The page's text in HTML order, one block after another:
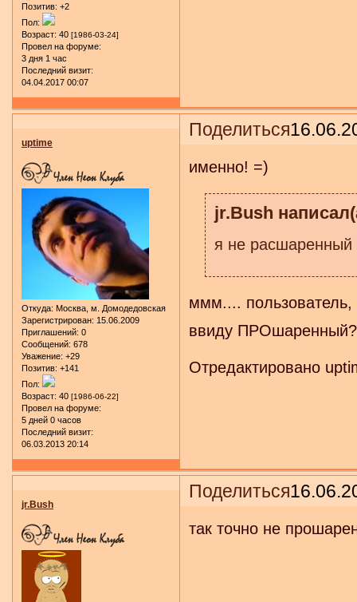
Позитив: +2
Пол:
Возраст: 40 [1986-03-24]
Провел на форуме:
3 дня 1 час
Последний визит:
04.04.2017 00:07
Поделиться
uptime
Откуда: Москва, м. Домодедовская
Зарегистрирован: 15.06.2009
Приглашений: 0
Сообщений: 678
Уважение: +29
Позитив: +141
Пол:
Возраст: 40 [1986-06-22]
Провел на форуме:
5 дней 0 часов
Последний визит:
06.03.2013 20:14
именно! =)
jr.Bush
я не расшаренный
ммм....
ввиду
Отредактировано
Поделиться
jr.Bush
так точно не